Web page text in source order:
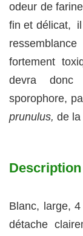
odeur de
fin et délicat,
fortement
devra donc
sporophore,
prunulus, de la
Blanc, large,
détache